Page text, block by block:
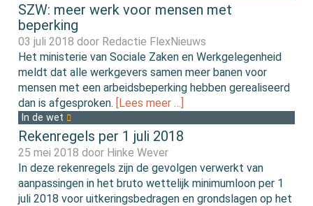
SZW: meer werk voor mensen met
beperking
03 juli 2018 door Redactie FlexNieuws
Het ministerie van Sociale Zaken en Werkgelegenheid
meldt dat alle werkgevers samen meer banen voor
mensen met een arbeidsbeperking hebben gerealiseerd
dan is afgesproken. [Lees meer …]
In de wet
Rekenregels per 1 juli 2018
25 mei 2018 door Hinke Wever
In deze rekenregels zijn de gevolgen verwerkt van
aanpassingen in het bruto wettelijk minimumloon per 1
juli 2018 voor uitkeringsbedragen en grondslagen op het